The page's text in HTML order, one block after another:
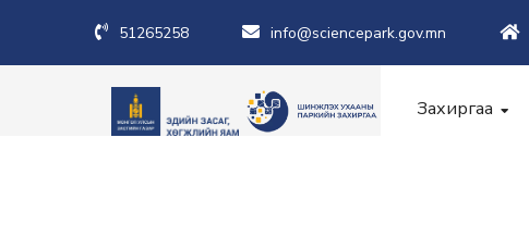
51265258 info@sciencepark.gov.mn
Захиргаа